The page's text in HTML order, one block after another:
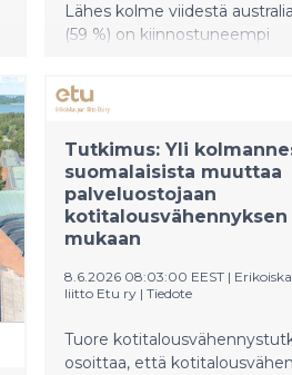
Lähes kolme viidestä
(59 %) on kiinnostuneempi
bensan hintojen vuoksi.
australialaiset sähköauton
latauspisteitä. Lähes
%) sähköauton kuljettajista on
kokenut pitkän matkan
puutteita.
Tutkimus: Yli
suomalaisista muuttaa
palveluostojaan
kotitalousvähennyksen
mukaan
8.6.2026 08:03:00 EEST |
liitto Etu ry | Tiedote
Tuore
osoittaa, että